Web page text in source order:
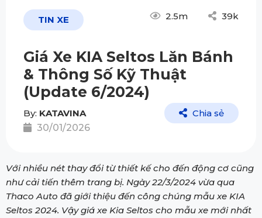
TIN XE 2.5m 39k
Giá Xe KIA Seltos Lăn Bánh
& Thông Số Kỹ Thuật
(Update 6/2024)
By: KATAVINA
30/01/2026
Chia sẻ
Với nhiều nét thay đổi từ thiết kế cho đến động cơ cũng
như cải tiến thêm trang bị. Ngày 22/3/2024 vừa qua
Thaco Auto đã giới thiệu đến công chúng mẫu xe KIA
Seltos 2024. Vậy giá xe Kia Seltos cho mẫu xe mới nhất